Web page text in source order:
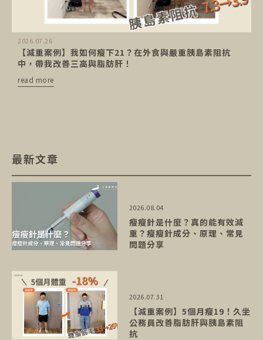
2026.07.26
【減重案例】我如何瘦下21？在外食與嚴重胰島素阻抗
中，帶我改善三高與脂肪肝！
read more
最新文章
瘦瘦針是什麼？真的能有效減
重？瘦瘦針成分、原理、常見
問題分享
2026.08.04
【減重案例】5個月瘦19！久坐
公務員改善脂肪肝與胰島素阻
抗
2026.07.31